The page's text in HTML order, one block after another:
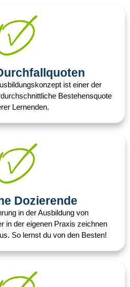
ist einer der
Bestehensquote
Lernenden.
Dozierende​
in der Ausbildung von
in der eigenen Praxis zeichnen
So lernst du von den Besten!